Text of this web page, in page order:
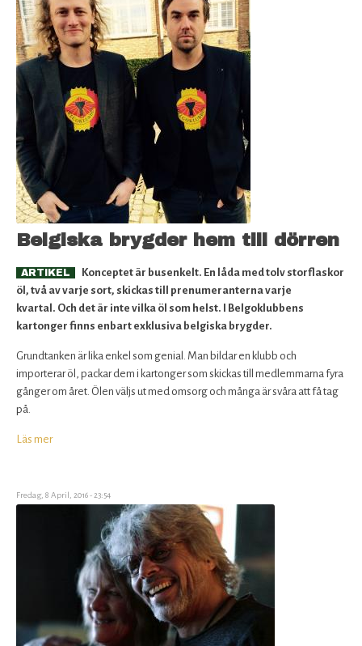
Belgiska brygder hem till dörren
ARTIKEL
Konceptet är busenkelt. En låda med tolv storflaskor
öl, två av varje sort, skickas till prenumeranterna varje
kvartal. Och det är inte vilka öl som helst. I Belgoklubbens
kartonger finns enbart exklusiva belgiska brygder.
Grundtanken är lika enkel som genial. Man bildar en klubb och
importerar öl, packar dem i kartonger som skickas till medlemmarna fyra
gånger om året. Ölen väljs ut med omsorg och många är svåra att få tag
på.
Läs merom
hem
Fredag, 8 April, 2016 - 23:54